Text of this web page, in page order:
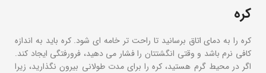
کره
کره را به دمای اتاق برسانید تا راحت تر خامه ای شود. کره باید به اندازه
کافی نرم باشد و وقتی انگشتتان را فشار می دهید، فرورفتگی ایجاد کند.
اگر در محیط گرم هستید، کره را برای مدت طولانی بیرون نگذارید، زیرا